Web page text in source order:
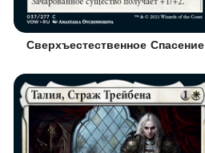
Сверхъестественное Спасение